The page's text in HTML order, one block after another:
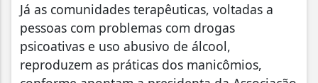
Já as comunidades terapêuticas, voltadas a
pessoas com problemas com drogas
psicoativas e uso abusivo de álcool,
reproduzem as práticas dos manicômios,